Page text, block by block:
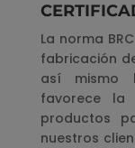
La norma
fabricación
así mismo
favorece
productos
nuestros